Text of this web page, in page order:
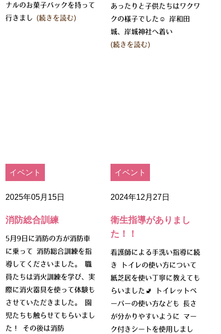
ナルのお菓子バックを持って
行きまし(続きを読む)
あったりと子供たちはワクワ
クの様子でした☺️ 岸和田
城、岸城神社へ着い
(続きを読む)
イベント
2025年05月15日
消防総合訓練
5月9日に消防の方が消防車
に乗って 消防総合訓練を指
導してくださいました。 職
員たちは消火訓練を学び、実
際に消火器具を使って体験も
させていただきました。 園
児たちも触らせてもらいまし
た！ その後は消防
イベント
2024年12月27日
衛生指導がありまし
た！！
看護師による手洗い指導に続
き トイレの使い方について
紙芝居を使い丁寧に教えても
らいました🚽 トイレットペ
ーパーの使い方なども 長さ
が分かりやすいように マー
ク付きシートを使用しまし